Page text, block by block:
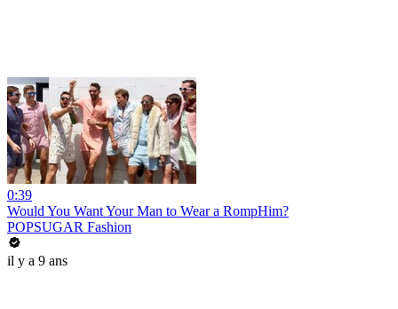
0:39
Would You Want Your Man to Wear a RompHim?
POPSUGAR Fashion
il y a 9 ans